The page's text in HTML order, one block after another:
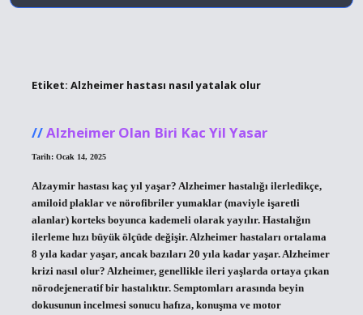
Etiket: Alzheimer hastası nasıl yatalak olur
Alzheimer Olan Biri Kac Yil Yasar
Tarih: Ocak 14, 2025
Alzaymir hastası kaç yıl yaşar? Alzheimer hastalığı ilerledikçe,
amiloid plaklar ve nörofibriler yumaklar (maviyle işaretli
alanlar) korteks boyunca kademeli olarak yayılır. Hastalığın
ilerleme hızı büyük ölçüde değişir. Alzheimer hastaları ortalama
8 yıla kadar yaşar, ancak bazıları 20 yıla kadar yaşar. Alzheimer
krizi nasıl olur? Alzheimer, genellikle ileri yaşlarda ortaya çıkan
nörodejeneratif bir hastalıktır. Semptomları arasında beyin
dokusunun incelmesi sonucu hafıza, konuşma ve motor